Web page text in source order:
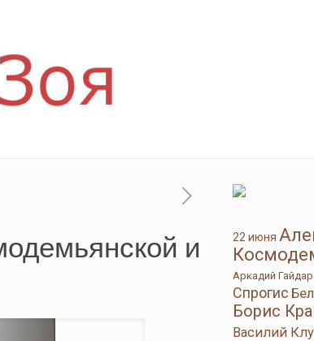
и
22 июня
Аркадий Гайдар
Спрогис
Борис
Василий